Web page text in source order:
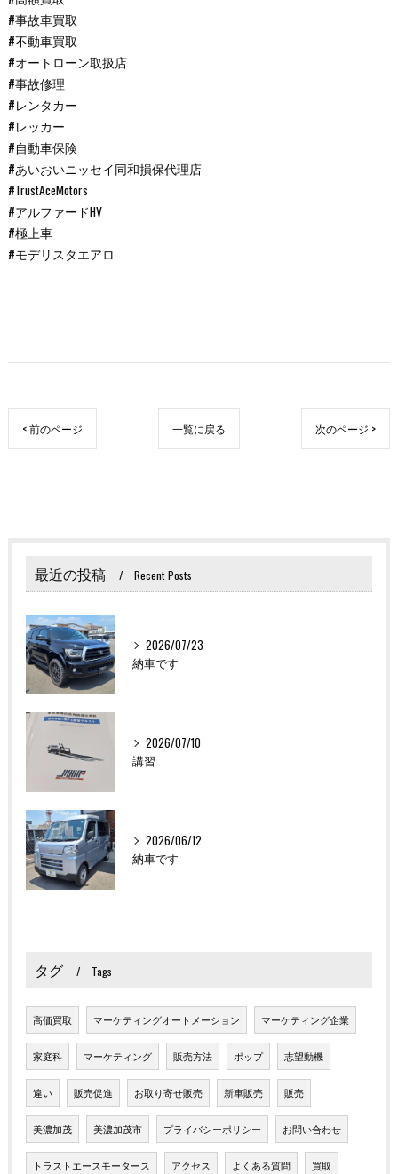
#事故車買取
#不動車買取
#オートローン取扱店
#事故修理
#レンタカー
#レッカー
#自動車保険
#あいおいニッセイ同和損保代理店
#TrustAceMotors
#アルファードHV
#極上車
#モデリスタエアロ
< 前のページ 一覧に戻る 次のページ >
最近の投稿 Recent Posts
2026/07/23
納車です
2026/07/10
講習
2026/06/12
納車です
タグ Tags
高価買取 マーケティングオートメーション マーケティング企業
家庭科 マーケティング 販売方法 ポップ 志望動機
違い 販売促進 お取り寄せ販売 新車販売 販売
美濃加茂 美濃加茂市 プライバシーポリシー お問い合わせ
トラストエースモータース アクセス よくある質問 買取